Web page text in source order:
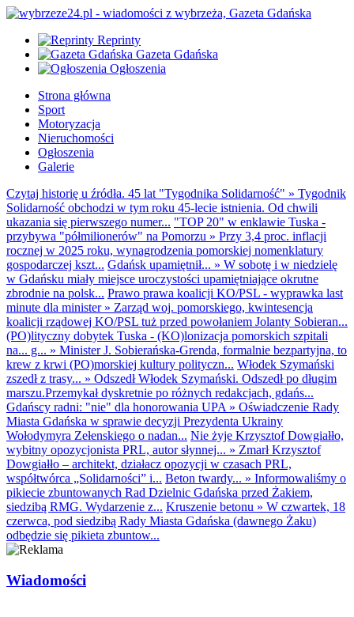
Reprinty
Gazeta Gdańska
Ogłoszenia
Strona główna
Sport
Motoryzacja
Nieruchomości
Ogłoszenia
Galerie
Czytaj historię u źródła. 45 lat "Tygodnika Solidarność" » Tygodnik
Solidarność obchodzi w tym roku 45-lecie istnienia. Od chwili
ukazania się pierwszego numer... "TOP 20" w enklawie Tuska -
przybywa "półmilionerów" na Pomorzu » Przy 3,4 proc. inflacji
rocznej w 2025 roku, wynagrodzenia pomorskiej nomenklatury
gospodarczej kszt... Gdańsk upamiętnił... » W sobotę i w niedzielę
w Gdańsku miały miejsce uroczystości upamiętniające okrutne
zbrodnie na polsk... Prawo prawa koalicji KO/PSL - wyprawka last
minute dla minister» Zarząd woj. pomorskiego, kwintesencja
koalicji rządowej KO/PSL tuż przed powołaniem Jolanty Sobieran...
(PO)lityczny dobytek Tuska - (KO)lonizacja pomorskich szpitali
na... g... » Minister J. Sobierańska-Grenda, formalnie bezpartyjna, to
krew z krwi (PO)morskiej kultury polityczn... Włodek Szymański
zszedł z trasy... » Odszedł Włodek Szymański. Odszedł po długim
marszu.Przemykał dyskretnie po różnych redakcjach, gdańs...
Gdańscy radni: "nie" dla honorowania UPA » Oświadczenie Rady
Miasta Gdańska w sprawie decyzji Prezydenta Ukrainy
Wołodymyra Zełenskiego o nadan... Nie żyje Krzysztof Dowgiałło,
wybitny opozycjonista PRL, autor słynnej... » Zmarł Krzysztof
Dowgiałło – architekt, działacz opozycji w czasach PRL,
współtwórca „Solidarności” i... Beton twardy... » Informowaliśmy o
pikiecie zbuntowanych Rad Dzielnic Gdańska przed Żakiem,
siedzibą RMG. Wydarzenie z... Kruszenie betonu » W czwartek, 18
czerwca, pod siedzibą Rady Miasta Gdańska (dawnego Żaku)
odbędzie się pikieta zbuntow...
Wiadomości